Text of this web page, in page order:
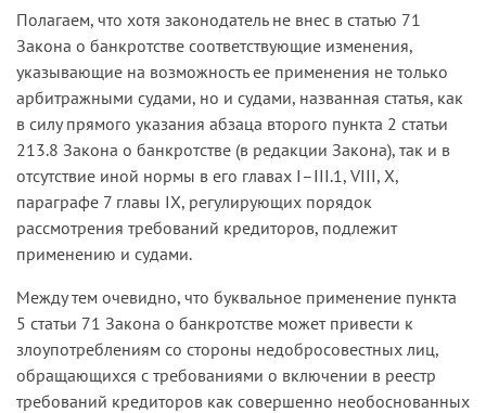
Полагаем, что хотя законодатель не внес в статью 71
Закона о банкротстве соответствующие изменения,
указывающие на возможность ее применения не только
арбитражными судами, но и судами, названная статья, как
в силу прямого указания абзаца второго пункта 2 статьи
213.8 Закона о банкротстве (в редакции Закона), так и в
отсутствие иной нормы в его главах I–III.1, VIII, X,
параграфе 7 главы IX, регулирующих порядок
рассмотрения требований кредиторов, подлежит
применению и судами.
Между тем очевидно, что буквальное применение пункта
5 статьи 71 Закона о банкротстве может привести к
злоупотреблениям со стороны недобросовестных лиц,
обращающихся с требованиями о включении в реестр
требований кредиторов как совершенно необоснованных